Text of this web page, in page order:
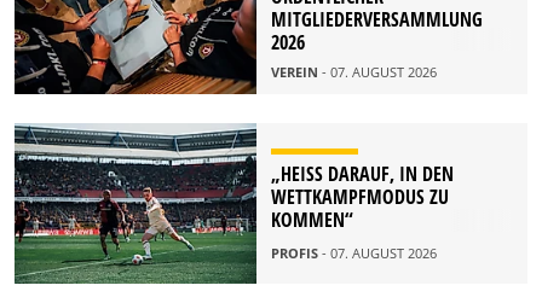
MITGLIEDERVERSAMMLUNG
2026
VEREIN - 07. AUGUST 2026
„HEISS DARAUF, IN DEN W
ETTKAMPFMODUS ZU K
OMMEN“
PROFIS - 07. AUGUST 2026